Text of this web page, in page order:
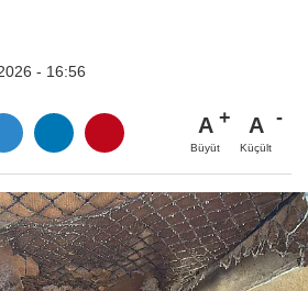
- 16:56
A
Büyüt
A
Küçült